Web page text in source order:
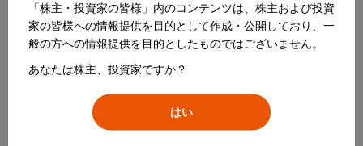
「株主・投資家の皆様」内のコンテンツは、株主および投資
家の皆様への情報提供を目的として作成・公開しており、一
般の方への情報提供を目的としたものではございません。
あなたは株主、投資家ですか？
はい